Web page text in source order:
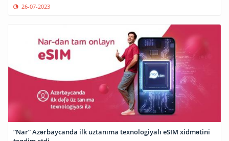
26-07-2023
“Nar” Azərbaycanda ilk üztanıma texnologiyalı eSIM xidmətini